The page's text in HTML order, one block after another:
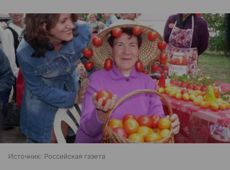
Источник: Российская газета